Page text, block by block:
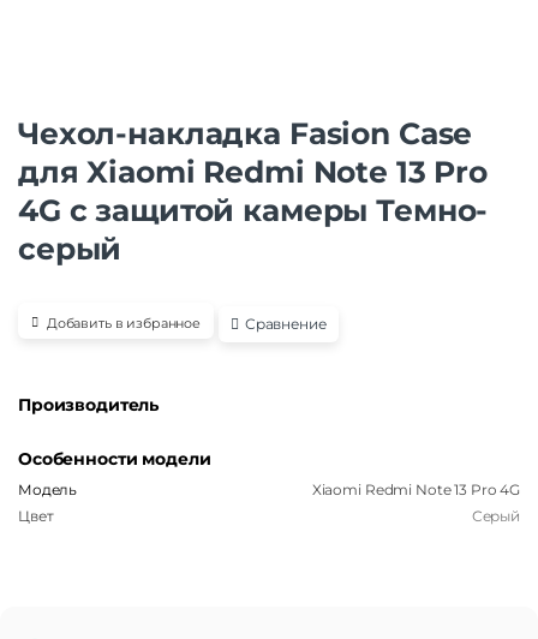
Чехол-накладка Fasion Case
для Xiaomi Redmi Note 13 Pro
4G с защитой камеры Темно-
серый
Добавить в избранное Сравнение
Производитель
Особенности модели
Модель
Xiaomi Redmi Note 13 Pro 4G
Цвет
Серый